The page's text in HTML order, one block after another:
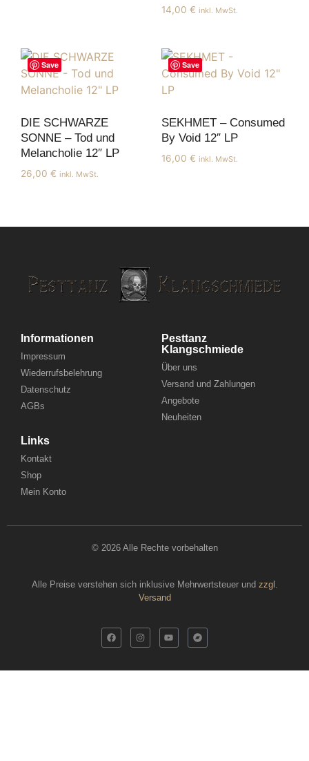
14,00 € inkl. MwSt.
Save
DIE SCHWARZE
SONNE – Tod und
Melancholie 12″ LP
26,00 € inkl. MwSt.
Save
SEKHMET – Consumed
By Void 12″ LP
16,00 € inkl. MwSt.
Informationen
Impressum
Wiederrufsbelehrung
Datenschutz
AGBs
Pesttanz
Klangschmiede
Über uns
Versand und Zahlungen
Angebote
Neuheiten
Links
Kontakt
Shop
Mein Konto
© 2026 Alle Rechte vorbehalten
Alle Preise verstehen sich inklusive Mehrwertsteuer und zzgl.
Versand